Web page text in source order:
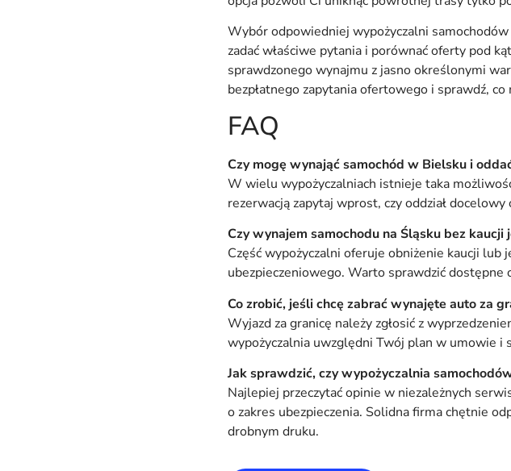
Wybór odpowiedniej wypożyczalni
zadać właściwe pytania i porównać oferty pod
sprawdzonego wynajmu z jasno określonymi
bezpłatnego zapytania ofertowego i sprawdź,
FAQ
Czy mogę wynająć samochód w Bielsku i
W wielu wypożyczalniach istnieje taka
rezerwacją zapytaj wprost, czy oddział
Czy wynajem samochodu na Śląsku bez
Część wypożyczalni oferuje obniżenie kaucji
ubezpieczeniowego. Warto sprawdzić dostępne
Co zrobić, jeśli chcę zabrać wynajęte auto za
Wyjazd za granicę należy zgłosić z
wypożyczalnia uwzględni Twój plan w umowie i
Jak sprawdzić, czy wypożyczalnia
Najlepiej przeczytać opinie w niezależnych
o zakres ubezpieczenia. Solidna firma chętnie
drobnym druku.